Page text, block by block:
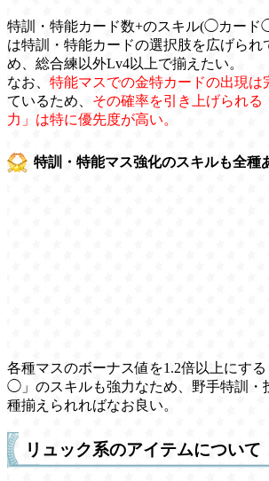
特訓・特能カード数+のスキル(◯カー
は特訓・特能カードの選択肢を広げられ
め、総合練以外Lv4以上で揃えたい。
なお、 特能マスでの金特カードの出現は
ているため、 その確率を引き上げられ
力」は特に優先度が高い。
特訓・特能マス強化のスキルも全種
各種マスのボーナス値を1.2倍以上にす
◯」のスキルも強力なため、野手特訓・
種揃えられればなお良い。
リュック系のアイテムについて